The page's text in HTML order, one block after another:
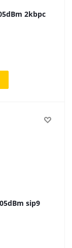
RR3-433 АМ-приемник 433МГц -105dBm sip9